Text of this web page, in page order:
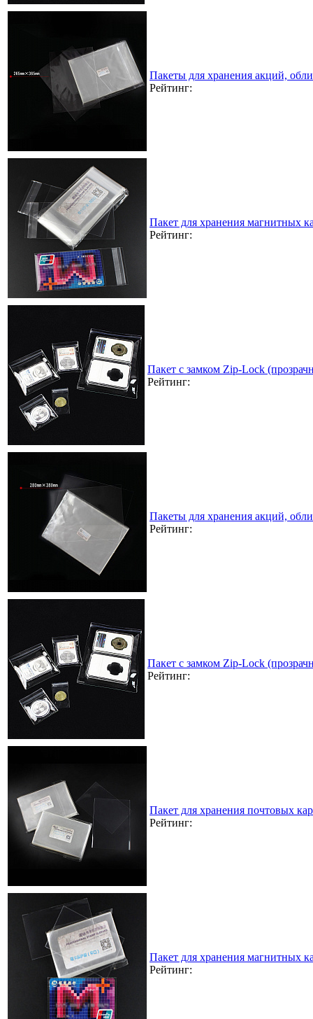
Пакеты для хранения акций,
Рейтинг:
Пакет для хранения магнитных
Рейтинг:
Пакет с замком Zip-Lock
Рейтинг:
Пакеты для хранения акций,
Рейтинг:
Пакет с замком Zip-Lock
Рейтинг:
Пакет для хранения почтовых
Рейтинг:
Пакет для хранения магнитных
Рейтинг: